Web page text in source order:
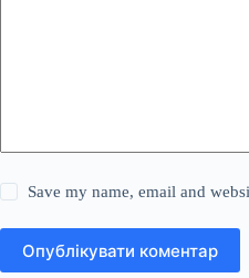
Save my name, email and
Опублікувати коментар